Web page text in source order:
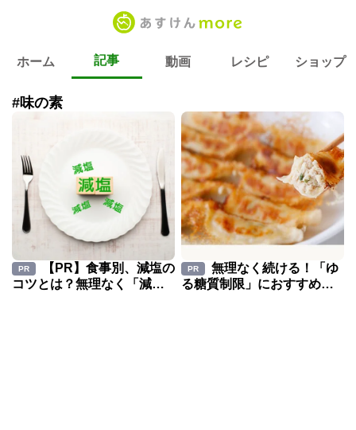
ホーム 記事 動画 レシピ ショップ
#味の素
PR
コツとは？無理なく「減
PR
る糖質制限」におすすめの